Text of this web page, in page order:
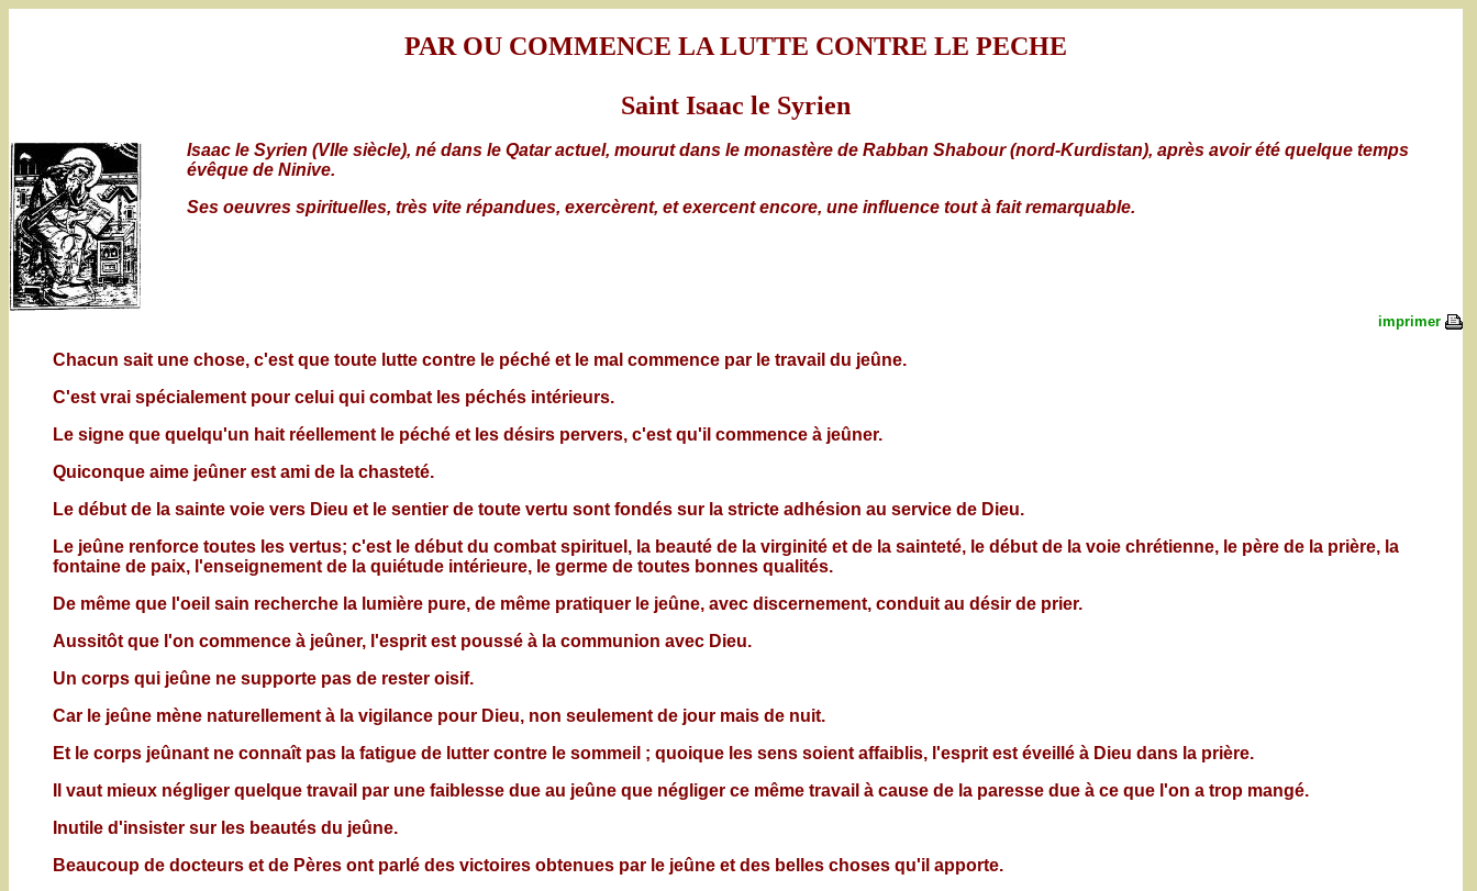
PAR OU COMMENCE LA LUTTE CONTRE LE PECHE
Saint Isaac le Syrien
Isaac le Syrien (VIIe siècle), né dans le Qatar actuel, mourut dans le monastère de Rabban Shabour (nord-Kurdistan), après avoir été quelque temps
évêque de Ninive.
Ses oeuvres spirituelles, très vite répandues, exercèrent, et exercent encore, une influence tout à fait remarquable.
imprimer
Chacun sait une chose, c'est que toute lutte contre le péché et le mal commence par le travail du jeûne.
C'est vrai spécialement pour celui qui combat les péchés intérieurs.
Le signe que quelqu'un hait réellement le péché et les désirs pervers, c'est qu'il commence à jeûner.
Quiconque aime jeûner est ami de la chasteté.
Le début de la sainte voie vers Dieu et le sentier de toute vertu sont fondés sur la stricte adhésion au service de Dieu.
Le jeûne renforce toutes les vertus; c'est le début du combat spirituel, la beauté de la virginité et de la sainteté, le début de la voie chrétienne, le père de la prière, la
fontaine de paix, l'enseignement de la quiétude intérieure, le germe de toutes bonnes qualités.
De même que l'oeil sain recherche la lumière pure, de même pratiquer le jeûne, avec discernement, conduit au désir de prier.
Aussitôt que l'on commence à jeûner, l'esprit est poussé à la communion avec Dieu.
Un corps qui jeûne ne supporte pas de rester oisif.
Car le jeûne mène naturellement à la vigilance pour Dieu, non seulement de jour mais de nuit.
Et le corps jeûnant ne connaît pas la fatigue de lutter contre le sommeil ; quoique les sens soient affaiblis, l'esprit est éveillé à Dieu dans la prière.
Il vaut mieux négliger quelque travail par une faiblesse due au jeûne que négliger ce même travail à cause de la paresse due à ce que l'on a trop mangé.
Inutile d'insister sur les beautés du jeûne.
Beaucoup de docteurs et de Pères ont parlé des victoires obtenues par le jeûne et des belles choses qu'il apporte.